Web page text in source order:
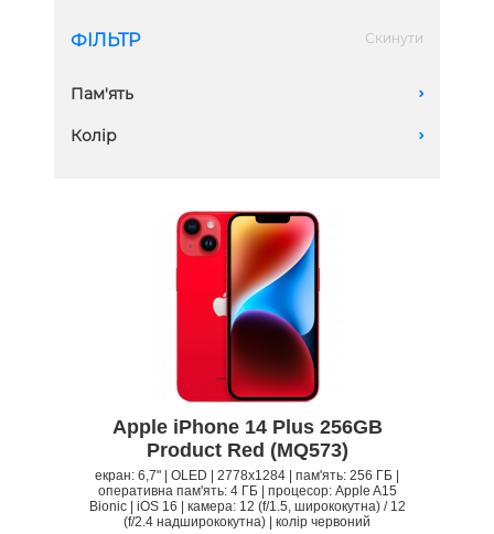
ФІЛЬТР Скинути
Пам'ять A
256 GB
Колір A
Apple iPhone 14 Plus 256GB
Product Red (MQ573)
екран: 6,7" | OLED | 2778x1284 | пам'ять: 256 ГБ |
оперативна пам'ять: 4 ГБ | процесор: Apple A15
Bionic | iOS 16 | камера: 12 (f/1.5, ширококутна) / 12
(f/2.4 надширококутна) | колір червоний